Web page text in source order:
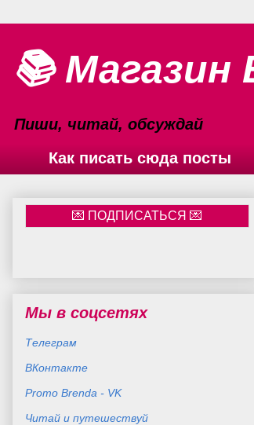
📚 Магазин
Пиши, читай, обсуждай
Как писать сюда посты
Мы в соцсетях
Телеграм
ВКонтакте
Promo Brenda - VK
Читай и путешествуй